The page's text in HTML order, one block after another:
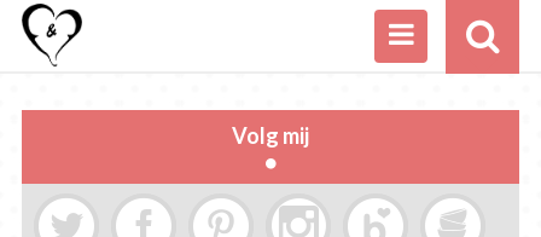
Volg mij